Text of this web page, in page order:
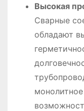
Высокая
Сварные
обладают